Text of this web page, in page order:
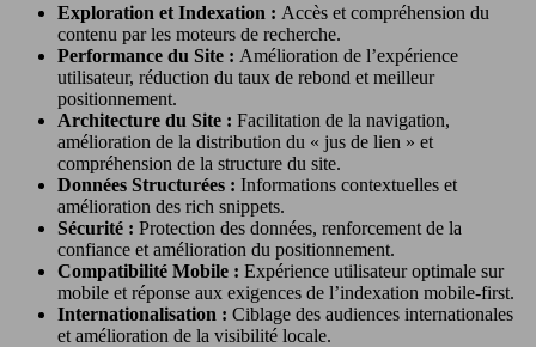
Exploration et Indexation : Accès et compréhension du
contenu par les moteurs de recherche.
Performance du Site : Amélioration de l’expérience
utilisateur, réduction du taux de rebond et meilleur
positionnement.
Architecture du Site : Facilitation de la navigation,
amélioration de la distribution du « jus de lien » et
compréhension de la structure du site.
Données Structurées : Informations contextuelles et
amélioration des rich snippets.
Sécurité : Protection des données, renforcement de la
confiance et amélioration du positionnement.
Compatibilité Mobile : Expérience utilisateur optimale sur
mobile et réponse aux exigences de l’indexation mobile-first.
Internationalisation : Ciblage des audiences internationales
et amélioration de la visibilité locale.